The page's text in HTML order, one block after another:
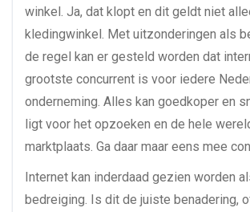
winkel. Ja, dat klopt en dit geldt niet
kledingwinkel. Met uitzonderingen als
de regel kan er gesteld worden dat
grootste concurrent is voor iedere
onderneming. Alles kan goedkoper en
ligt voor het opzoeken en de hele
marktplaats. Ga daar maar eens mee
Internet kan inderdaad gezien worden
bedreiging. Is dit de juiste benadering,